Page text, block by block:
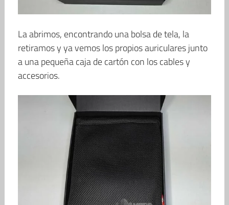
La abrimos, encontrando una bolsa de tela, la
retiramos y ya vemos los propios auriculares junto
a una pequeña caja de cartón con los cables y
accesorios.